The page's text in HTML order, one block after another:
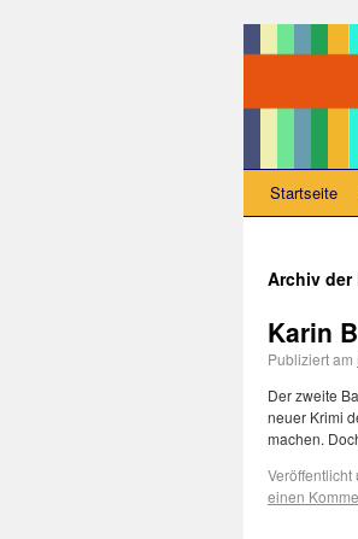
Startseite
Archiv der
Karin
Publiziert am
Der zweite
neuer Krimi
machen.
Veröffentlicht
einen